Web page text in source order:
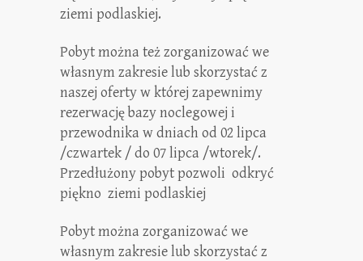
ziemi podlaskiej.
Pobyt można też zorganizować we
własnym zakresie lub skorzystać z
naszej oferty w której zapewnimy
rezerwację bazy noclegowej i
przewodnika w dniach od 02 lipca
/czwartek / do 07 lipca /wtorek/.
Przedłużony pobyt pozwoli odkryć
piękno ziemi podlaskiej
Pobyt można zorganizować we
własnym zakresie lub skorzystać z